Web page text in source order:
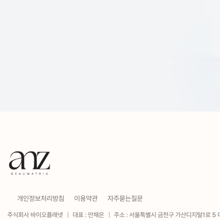
개인정보처리방침 이용약관 자주묻는질문
주식회사 바이오플래넷 대표 : 안채은 주소 : 서울특별시 금천구 가산디지털1로